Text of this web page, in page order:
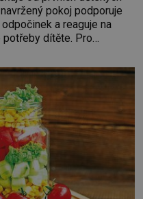
pokoj podporuje
a reaguje na
dítěte. Pro
klidně a útulně.